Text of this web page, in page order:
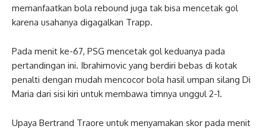
memanfaatkan bola rebound juga tak bisa mencetak gol
karena usahanya digagalkan Trapp.
Pada menit ke-67, PSG mencetak gol keduanya pada
pertandingan ini. Ibrahimovic yang berdiri bebas di kotak
penalti dengan mudah mencocor bola hasil umpan silang Di
Maria dari sisi kiri untuk membawa timnya unggul 2-1.
Upaya Bertrand Traore untuk menyamakan skor pada menit